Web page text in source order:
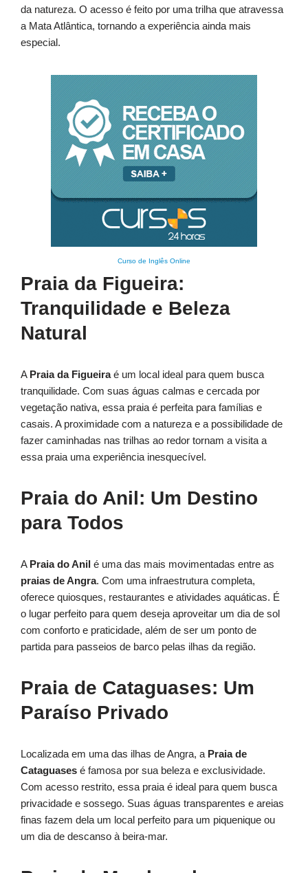
da natureza. O acesso é feito por uma trilha que atravessa
a Mata Atlântica, tornando a experiência ainda mais
especial.
Curso de Inglês Online
Praia da Figueira:
Tranquilidade e Beleza
Natural
A Praia da Figueiraé um local ideal para quem busca
tranquilidade. Com suas águas calmas e cercada por
vegetação nativa, essa praia é perfeita para famílias e
casais. A proximidade com a natureza e a possibilidade de
fazer caminhadas nas trilhas ao redor tornam a visita a
essa praia uma experiência inesquecível.
Praia do Anil: Um Destino
para Todos
A Praia do Anil é uma das mais movimentadas entre as
praias de Angra. Com uma infraestrutura completa,
oferece quiosques, restaurantes e atividades aquáticas. É
o lugar perfeito para quem deseja aproveitar um dia de sol
com conforto e praticidade, além de ser um ponto de
partida para passeios de barco pelas ilhas da região.
Praia de Cataguases: Um
Paraíso Privado
Localizada em uma das ilhas de Angra, a Praia de
Cataguases é famosa por sua beleza e exclusividade.
Com acesso restrito, essa praia é ideal para quem busca
privacidade e sossego. Suas águas transparentes e areias
finas fazem dela um local perfeito para um piquenique ou
um dia de descanso à beira-mar.